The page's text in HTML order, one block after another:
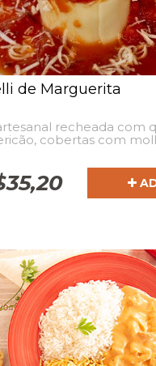
de Marguerita
recheada com
cobertas com
35,20